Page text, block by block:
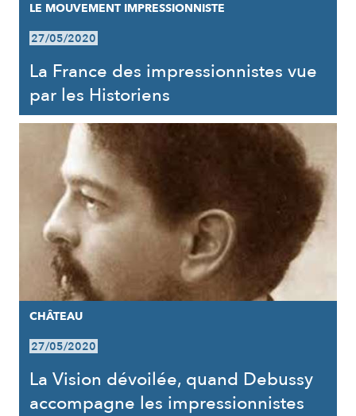
LE MOUVEMENT IMPRESSIONNISTE
27/05/2020
La France des impressionnistes vue
par les Historiens
CHÂTEAU
27/05/2020
La Vision dévoilée, quand Debussy
accompagne les impressionnistes